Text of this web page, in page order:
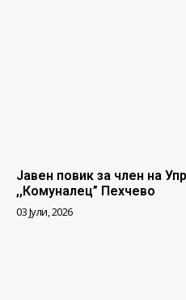
Јавен повик за член на
,,Комуналец” Пехчево
03 Јули, 2026